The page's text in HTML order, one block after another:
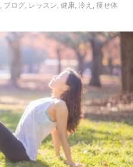
, ブログ, レッスン, 健康, 冷え , 痩せ体